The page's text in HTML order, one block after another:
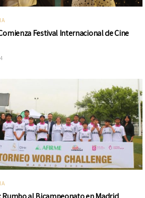
Festival Internacional de Cine